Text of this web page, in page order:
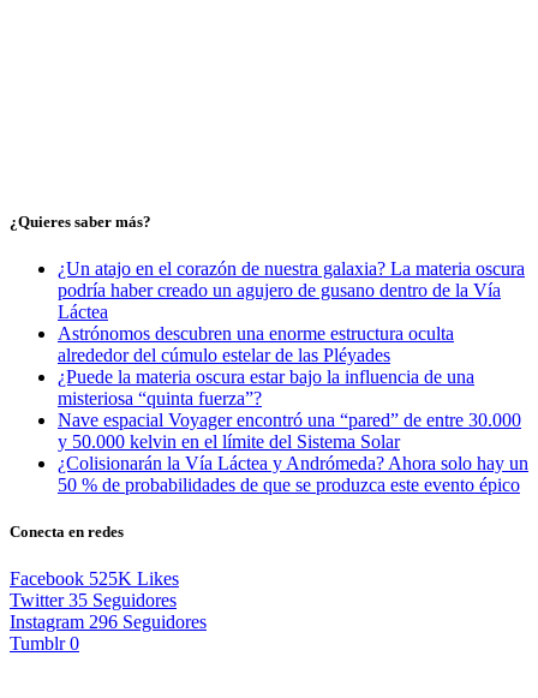
¿Quieres saber más?
¿Un atajo en el corazón de nuestra galaxia? La materia oscura
podría haber creado un agujero de gusano dentro de la Vía
Láctea
Astrónomos descubren una enorme estructura oculta
alrededor del cúmulo estelar de las Pléyades
¿Puede la materia oscura estar bajo la influencia de una
misteriosa “quinta fuerza”?
Nave espacial Voyager encontró una “pared” de entre 30.000
y 50.000 kelvin en el límite del Sistema Solar
¿Colisionarán la Vía Láctea y Andrómeda? Ahora solo hay un
50 % de probabilidades de que se produzca este evento épico
Conecta en redes
Facebook 525K Likes
Twitter 35 Seguidores
Instagram 296 Seguidores
Tumblr 0